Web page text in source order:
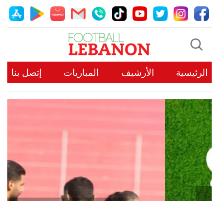
الرئيسية الأرشيف المباريات إتصل بنا